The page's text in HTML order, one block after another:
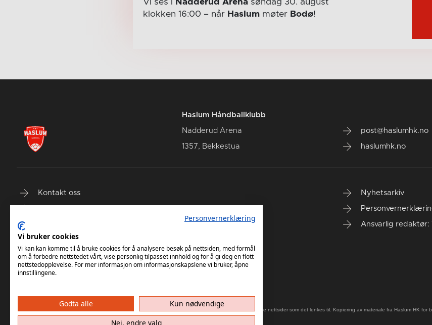
klokken 16:00 – når Haslummøter Bodø!
Haslum Håndballklubb
Nadderud Arena
1357, Bekkestua
post@haslumhk.no
haslumhk.no
Kontakt oss Nyhetsarkiv
Ansvarlig redaktør:
Haslum HK har ikke ansvar for innhold på eksterne nettsider som det lenkes til. Kopiering av materiale fra Haslum HK for
Personvernerklæring
Vi bruker cookies
Vi kan kan komme til å bruke cookies for å analysere besøk på nettsiden, med formål
om å forbedre nettstedet vårt, vise personlig tilpasset innhold og for å gi deg en flott
nettstedopplevelse. For mer informasjon om informasjonskapslene vi bruker, åpne
innstillingene.
Godta alle
Kun nødvendige
Nei, endre valg